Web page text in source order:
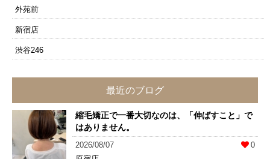
外苑前
新宿店
渋谷246
最近のブログ
縮毛矯正で一番大切なのは、「伸ばすこと」で
はありません。
2026/08/07
0